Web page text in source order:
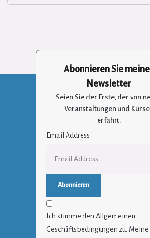
Abonnieren Sie
Newsletter
Seien Sie der Erste, der von
Veranstaltungen und
erfährt.
Email Address
Ich stimme den Allgemeinen
Geschäftsbedingungen zu.